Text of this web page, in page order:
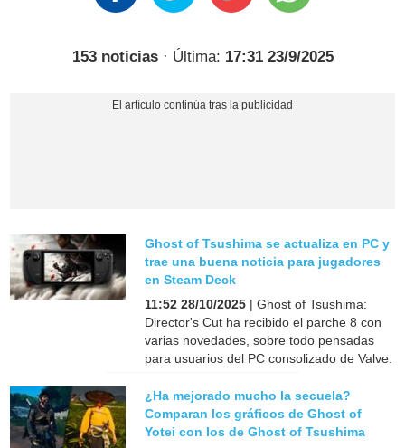
153 noticias· Última: 17:31 23/9/2025
Ghost of Tsushima se actualiza en PC y
trae una buena noticia para jugadores
en Steam Deck
11:52 28/10/2025 | Ghost of Tsushima:
Director's Cut ha recibido el parche 8 con
varias novedades, sobre todo pensadas
para usuarios del PC consolizado de Valve.
¿Ha mejorado mucho la secuela?
Comparan los gráficos de Ghost of
Yotei con los de Ghost of Tsushima